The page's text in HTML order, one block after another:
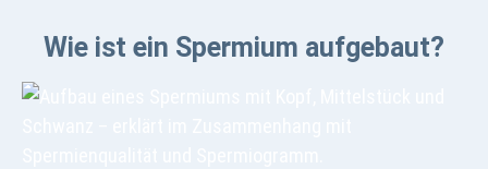
Wie ist ein Spermium aufgebaut?